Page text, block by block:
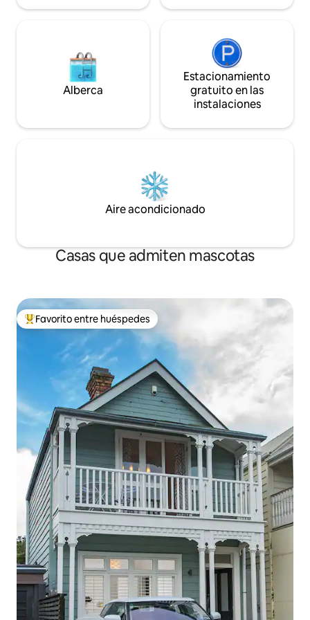
Alberca
Estacionamiento
gratuito en las
instalaciones
Aire acondicionado
Casas que admiten mascotas
De los mejores en Favorito entre huéspedes
Favorito entre huéspedes